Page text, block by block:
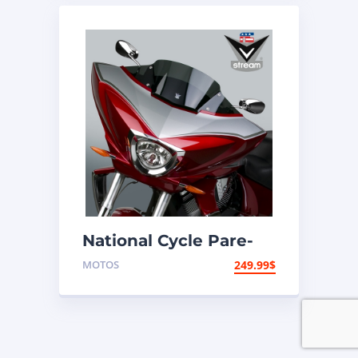
National Cycle Pare-
brise aéroacoustique
MOTOS 249.99$